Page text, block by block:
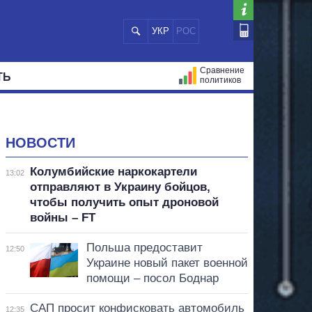
УКР РОС
Сравнение
политиков
НОВОСТИ
13:02
Колумбийские наркокартели
отправляют в Украину бойцов,
чтобы получить опыт дроновой
войны – FT
12:50
Польша предоставит
Украине новый пакет военной
помощи – посол Боднар
12:35
САП просит конфисковать автомобиль